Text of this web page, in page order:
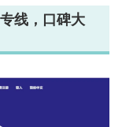
线，口碑大